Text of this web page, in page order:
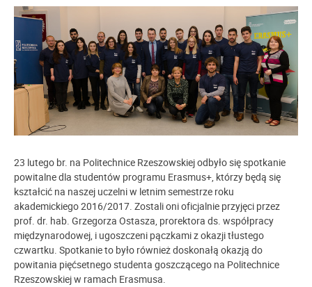
23 lutego br. na Politechnice Rzeszowskiej odbyło się spotkanie
powitalne dla studentów programu Erasmus+, którzy będą się
kształcić na naszej uczelni w letnim semestrze roku
akademickiego 2016/2017. Zostali oni oficjalnie przyjęci przez
prof. dr. hab. Grzegorza Ostasza, prorektora ds. współpracy
międzynarodowej, i ugoszczeni pączkami z okazji tłustego
czwartku. Spotkanie to było również doskonałą okazją do
powitania pięćsetnego studenta goszczącego na Politechnice
Rzeszowskiej w ramach Erasmusa.